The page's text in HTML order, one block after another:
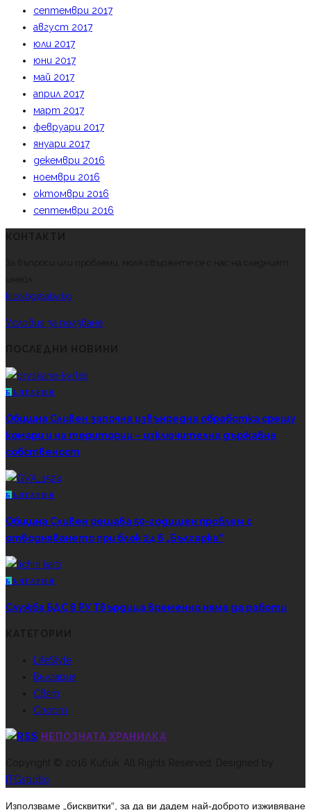
септември 2017
август 2017
юли 2017
юни 2017
май 2017
април 2017
март 2017
февруари 2017
януари 2017
декември 2016
ноември 2016
октомври 2016
септември 2016
За въпроси или проблеми, моля свържете се с нас на следният
имейл.
kibikbg@abv.bg
Условия за ползване
Б ЪЛГАРИЯ
Община Сливен започна извънредна обработка срещу
комари и на територии – изключителна държавна
собственост
Б ЪЛГАРИЯ
Община Сливен решава 50-годишен проблем с
отводняването при блок 24 в „Българка“
Б ЪЛГАРИЯ
Служба БДС в РУ Твърдица временно няма да работи
LifeStyle
България
Свят
Спорт
НЕПОЗНАТА ХРАНИЛКА
Copyright © 2016 Кибик. All Rights Reserved. Designed by
ITGstudio
Използваме „бисквитки“, за да ви дадем най-доброто изживяване